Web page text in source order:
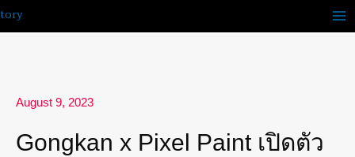
Skip
to
August 9, 2023
Gongkan x Pixel Paint เปิดตัว